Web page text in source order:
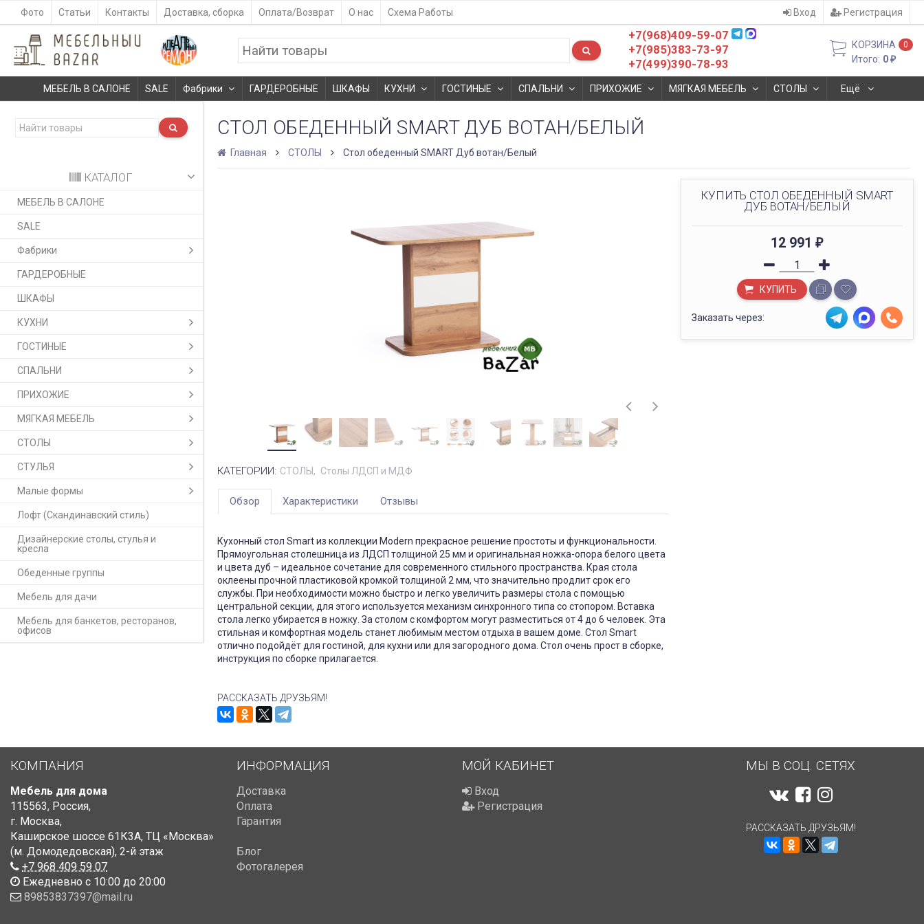
Фото Статьи Контакты Доставка, сборка Оплата/Возврат О нас Схема Работы Вход Регистрация
+7(968)409-59-07
+7(985)383-73-97
+7(499)390-78-93
КОРЗИНА 0
Итого: 0₽
МЕБЕЛЬ В САЛОНЕ SALE Фабрики ГАРДЕРОБНЫЕ ШКАФЫ КУХНИ ГОСТИНЫЕ СПАЛЬНИ ПРИХОЖИЕ МЯГКАЯ МЕБЕЛЬ СТОЛЫ Ещё
КАТАЛОГ
МЕБЕЛЬ В САЛОНЕ
SALE
Фабрики
ГАРДЕРОБНЫЕ
ШКАФЫ
КУХНИ
ГОСТИНЫЕ
СПАЛЬНИ
ПРИХОЖИЕ
МЯГКАЯ МЕБЕЛЬ
СТОЛЫ
СТУЛЬЯ
Малые формы
Лофт (Скандинавский стиль)
Дизайнерские столы, стулья и
кресла
Обеденные группы
Мебель для дачи
Мебель для банкетов, ресторанов,
офисов
СТОЛ ОБЕДЕННЫЙ SMART ДУБ ВОТАН/БЕЛЫЙ
Главная СТОЛЫ Стол обеденный SMART Дуб вотан/Белый
КУПИТЬ СТОЛ ОБЕДЕННЫЙ SMART
ДУБ ВОТАН/БЕЛЫЙ
12 991₽
КУПИТЬ
Заказать через:
КАТЕГОРИИ: СТОЛЫ Столы ЛДСП и МДФ
Обзор Характеристики Отзывы
Кухонный стол Smart из коллекции Modern прекрасное решение простоты и функциональности.
Прямоугольная столешница из ЛДСП толщиной 25 мм и оригинальная ножка-опора белого цвета
и цвета дуб – идеальное сочетание для современного стильного пространства. Края стола
оклеены прочной пластиковой кромкой толщиной 2 мм, что значительно продлит срок его
службы. При необходимости можно быстро и легко увеличить размеры стола с помощью
центральной секции, для этого используется механизм синхронного типа со стопором. Вставка
стола легко убирается в ножку. За столом с комфортом могут разместиться от 4 до 6 человек. Эта
стильная и комфортная модель станет любимым местом отдыха в вашем доме. Стол Smart
отлично подойдёт для гостиной, для кухни или для загородного дома. Стол очень прост в сборке,
инструкция по сборке прилагается.
РАССКАЗАТЬ ДРУЗЬЯМ!
КОМПАНИЯ
Мебель для дома
115563, Россия,
г. Москва,
Каширское шоссе 61К3А, ТЦ «Москва»
(м. Домодедовская), 2-й этаж
+7 968 409 59 07
Ежедневно с 10:00 до 20:00
89853837397@mail.ru
ИНФОРМАЦИЯ
Доставка
Оплата
Гарантия
Блог
Фотогалерея
МОЙ КАБИНЕТ
Вход
Регистрация
МЫ В СОЦ. СЕТЯХ
РАССКАЗАТЬ ДРУЗЬЯМ!